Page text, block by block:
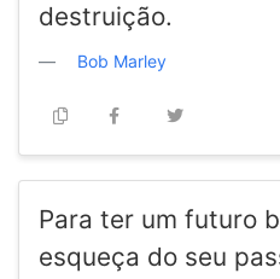
destruição.
Bob Marley
Para ter um futuro
esqueça do seu